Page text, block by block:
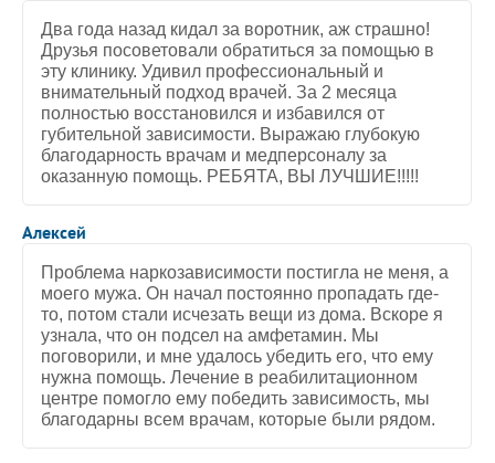
Два года назад кидал за воротник, аж страшно!
Друзья посоветовали обратиться за помощью в
эту клинику. Удивил профессиональный и
внимательный подход врачей. За 2 месяца
полностью восстановился и избавился от
губительной зависимости. Выражаю глубокую
благодарность врачам и медперсоналу за
оказанную помощь. РЕБЯТА, ВЫ ЛУЧШИЕ!!!!!
Алексей
Проблема наркозависимости постигла не меня, а
моего мужа. Он начал постоянно пропадать где-
то, потом стали исчезать вещи из дома. Вскоре я
узнала, что он подсел на амфетамин. Мы
поговорили, и мне удалось убедить его, что ему
нужна помощь. Лечение в реабилитационном
центре помогло ему победить зависимость, мы
благодарны всем врачам, которые были рядом.